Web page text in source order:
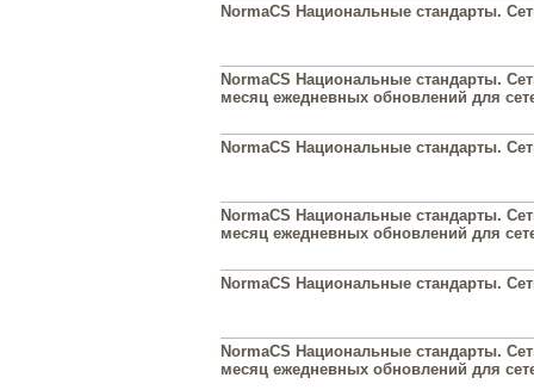
NormaCS Национальные стандарты.
NormaCS Национальные стандарты.
месяц ежедневных обновлений для
NormaCS Национальные стандарты.
NormaCS Национальные стандарты.
месяц ежедневных обновлений для
NormaCS Национальные стандарты.
NormaCS Национальные стандарты.
месяц ежедневных обновлений для